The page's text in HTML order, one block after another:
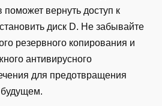
вернуть доступ к
диск D. Не забывайте
резервного копирования и
антивирусного
для предотвращения